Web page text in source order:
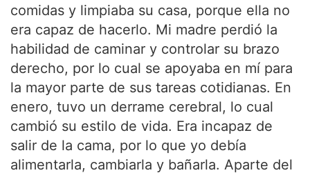
comidas y limpiaba su casa, porque ella no
era capaz de hacerlo. Mi madre perdió la
habilidad de caminar y controlar su brazo
derecho, por lo cual se apoyaba en mí para
la mayor parte de sus tareas cotidianas. En
enero, tuvo un derrame cerebral, lo cual
cambió su estilo de vida. Era incapaz de
salir de la cama, por lo que yo debía
alimentarla, cambiarla y bañarla. Aparte del